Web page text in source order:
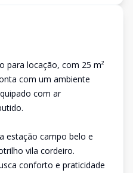
para locação, com 25 m²
com um ambiente
com ar
estação campo belo e
vila cordeiro.
conforto e praticidade